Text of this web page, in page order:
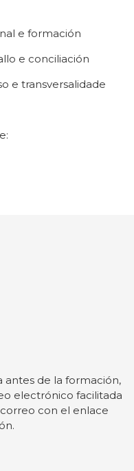
e formación
e conciliación
e transversalidade
antes de la formación,
electrónico facilitada
con el enlace